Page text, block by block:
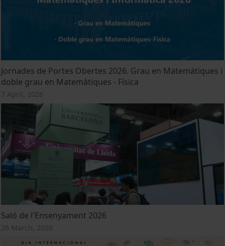
Jornades de Portes Obertes 2026. Grau en Matemàtiques i
doble grau en Matemàtiques - Física
7 April, 2026
Saló de l'Ensenyament 2026
26 March, 2026